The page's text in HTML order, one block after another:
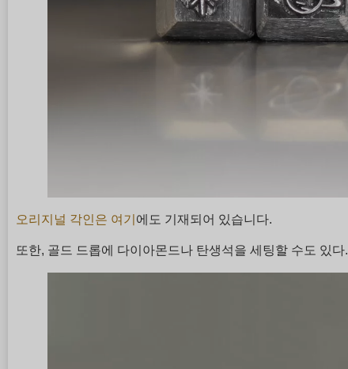
오리지널 각인은 여기 에도 기재되어 있습니다.
또한, 골드 드롭에 다이아몬드나 탄생석을 세팅할 수도 있다.